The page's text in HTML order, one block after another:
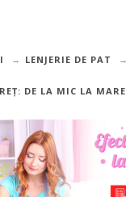
LENJERIE DE PAT
DE LA MIC LA MARE